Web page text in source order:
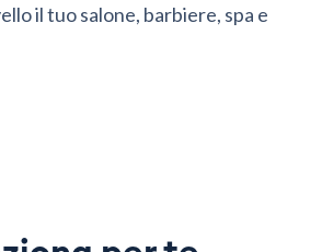
il tuo salone, barbiere, spa e